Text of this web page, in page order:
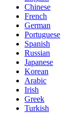
Chinese
French
German
Portuguese
Spanish
Russian
Japanese
Korean
Arabic
Irish
Greek
Turkish